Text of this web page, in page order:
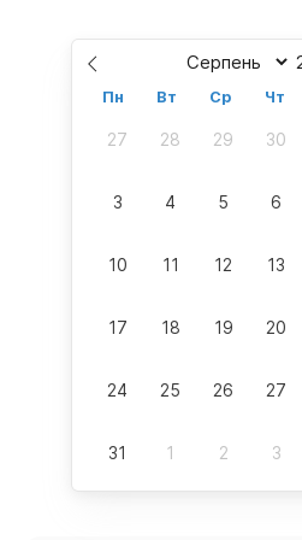
Пн Вт Ср Чт
27 28 29 30
3 4 5 6
10 11 12 13
17 18 19 20
24 25 26 27
31 1 2 3